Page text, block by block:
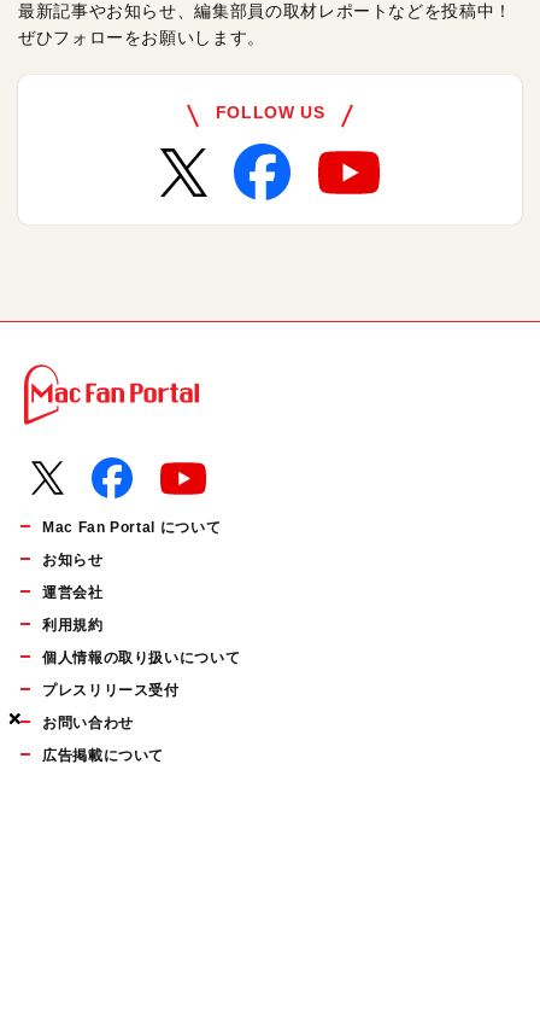
×
×
×
最新記事やお知らせ、編集部員の取材レポートなどを投稿中！
ぜひフォローをお願いします。
FOLLOW US
Mac Fan Portal について
お知らせ
運営会社
利用規約
個人情報の取り扱いについて
プレスリリース受付
お問い合わせ
広告掲載について